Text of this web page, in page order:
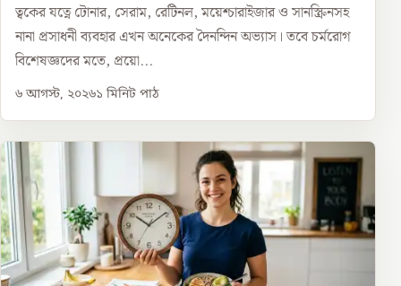
ত্বকের যত্নে টোনার, সেরাম, রেটিনল, ময়েশ্চারাইজার ও সানস্ক্রিনসহ
নানা প্রসাধনী ব্যবহার এখন অনেকের দৈনন্দিন অভ্যাস। তবে চর্মরোগ
বিশেষজ্ঞদের মতে, প্রয়ো...
৬ আগস্ট, ২০২৬১ মিনিট পাঠ